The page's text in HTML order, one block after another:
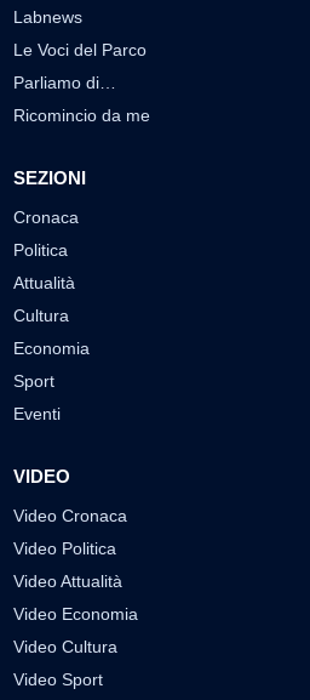
Labnews
Le Voci del Parco
Parliamo di…
Ricomincio da me
SEZIONI
Cronaca
Politica
Attualità
Cultura
Economia
Sport
Eventi
VIDEO
Video Cronaca
Video Politica
Video Attualità
Video Economia
Video Cultura
Video Sport